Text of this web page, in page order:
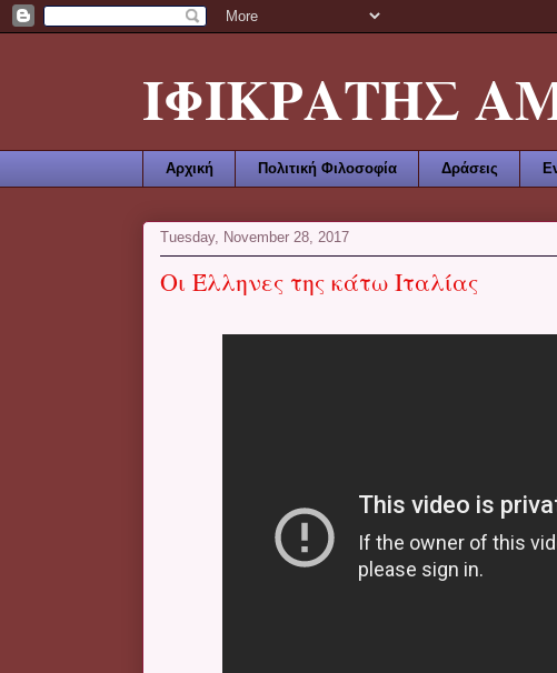
ΙΦΙΚΡΑΤΗΣ
Αρχική Πολιτική Φιλοσοφία Δράσεις
Tuesday, November 28, 2017
Οι Έλληνες της κάτω Ιταλίας